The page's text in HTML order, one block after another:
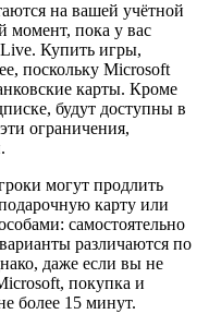
на вашей учётной
момент, пока у вас
Купить игры,
поскольку Microsoft
карты. Кроме
будут доступны в
ограничения,
могут продлить
карту или
самостоятельно
различаются по
даже если вы не
покупка и
более 15 минут.